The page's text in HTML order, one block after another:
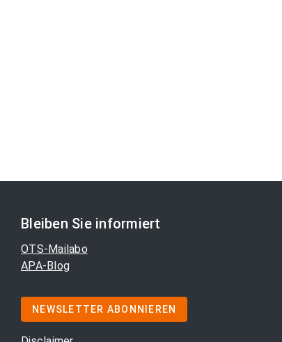
Bleiben Sie informiert
OTS-Mailabo
APA-Blog
NEWSLETTER ABONNIEREN